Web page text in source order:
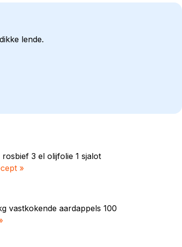
lende.
3 el olijfolie 1 sjalot
»
vastkokende aardappels 100